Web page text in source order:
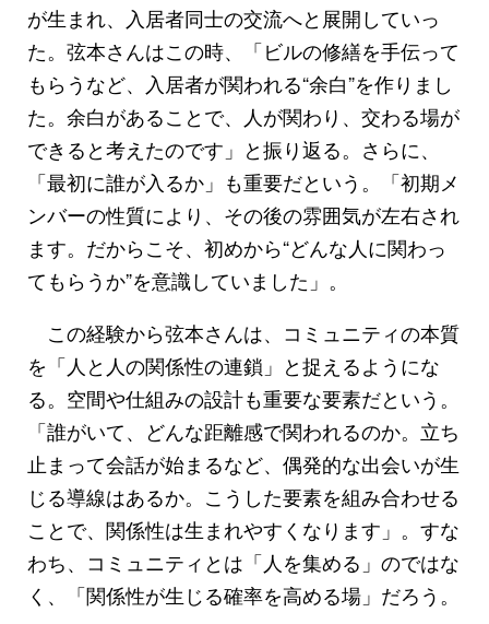
が生まれ、入居者同士の交流へと展開していっ
た。弦本さんはこの時、「ビルの修繕を手伝って
もらうなど、入居者が関われる“余白”を作りまし
た。余白があることで、人が関わり、交わる場が
できると考えたのです」と振り返る。さらに、
「最初に誰が入るか」も重要だという。「初期メ
ンバーの性質により、その後の雰囲気が左右され
ます。だからこそ、初めから“どんな人に関わっ
てもらうか”を意識していました」。
この経験から弦本さんは、コミュニティの本質
を「人と人の関係性の連鎖」と捉えるようにな
る。空間や仕組みの設計も重要な要素だという。
「誰がいて、どんな距離感で関われるのか。立ち
止まって会話が始まるなど、偶発的な出会いが生
じる導線はあるか。こうした要素を組み合わせる
ことで、関係性は生まれやすくなります」。すな
わち、コミュニティとは「人を集める」のではな
く、「関係性が生じる確率を高める場」だろう。